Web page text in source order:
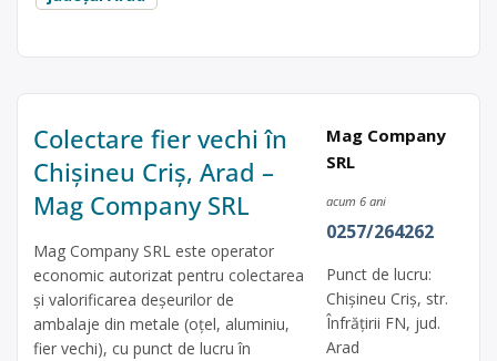
Colectare fier vechi în
Chișineu Criș, Arad –
Mag Company SRL
Mag Company SRL este operator
economic autorizat pentru colectarea
și valorificarea deșeurilor de
ambalaje din metale (oțel, aluminiu,
fier vechi), cu punct de lucru în
Mag Company
SRL
acum 6 ani
0257/264262
Punct de lucru:
Chișineu Criș, str.
Înfrățirii FN, jud.
Arad